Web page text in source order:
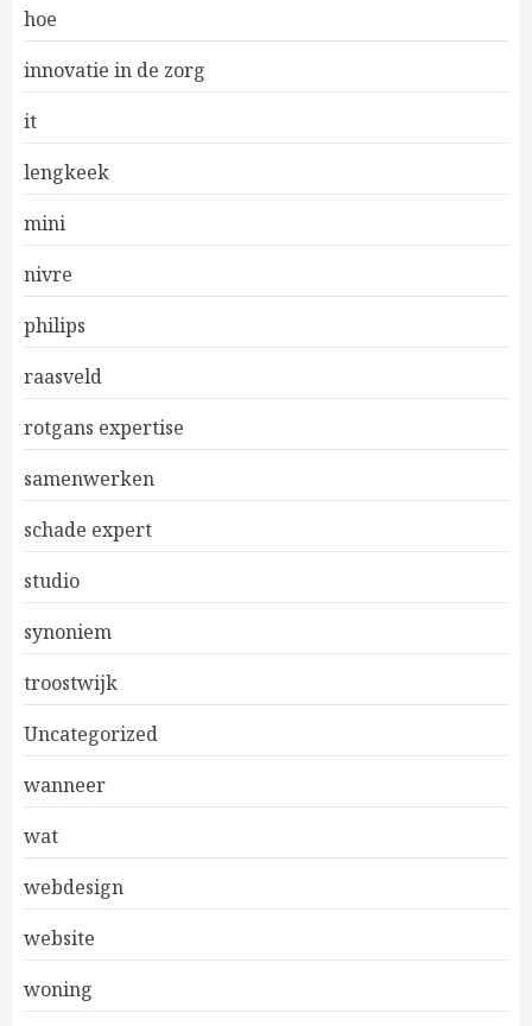
hoe
innovatie in de zorg
it
lengkeek
mini
nivre
philips
raasveld
rotgans expertise
samenwerken
schade expert
studio
synoniem
troostwijk
Uncategorized
wanneer
wat
webdesign
website
woning